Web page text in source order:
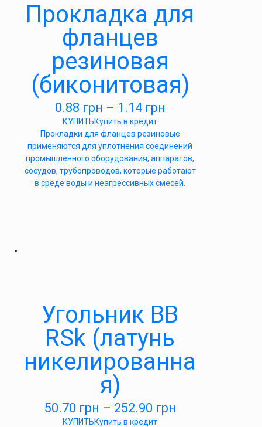
Прокладка для
фланцев
резиновая
(биконитовая)
0.88 грн – 1.14 грн
КУПИТЬКупить в кредит
Прокладки для фланцев резиновые
применяются для уплотнения соединений
промышленного оборудования, аппаратов,
сосудов, трубопроводов, которые работают
в среде воды и неагрессивных смесей.
Угольник ВВ
RSk (латунь
никелированна
я)
50.70 грн – 252.90 грн
КУПИТЬКупить в кредит